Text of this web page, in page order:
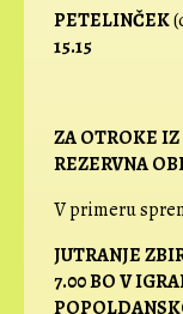
PETELINČEK
15.15
ZA OTROKE
REZERVNA
V primeru
JUTRANJE
7.00 BO V